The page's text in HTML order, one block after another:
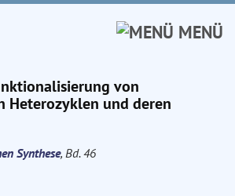
MENÜ
von
Heterozyklen und deren
Synthese, Bd. 46